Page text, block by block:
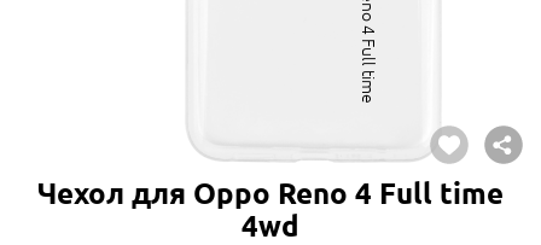
Чехол для Oppo Reno 4 Full time
4wd